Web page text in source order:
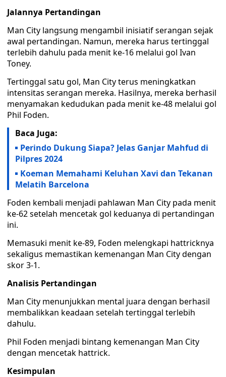
Jalannya Pertandingan
Man City langsung mengambil inisiatif serangan sejak
awal pertandingan. Namun, mereka harus tertinggal
terlebih dahulu pada menit ke-16 melalui gol Ivan
Toney.
Tertinggal satu gol, Man City terus meningkatkan
intensitas serangan mereka. Hasilnya, mereka berhasil
menyamakan kedudukan pada menit ke-48 melalui gol
Phil Foden.
Baca Juga:
Perindo Dukung Siapa? Jelas Ganjar Mahfud di
Pilpres 2024
Koeman Memahami Keluhan Xavi dan Tekanan
Melatih Barcelona
Foden kembali menjadi pahlawan Man City pada menit
ke-62 setelah mencetak gol keduanya di pertandingan
ini.
Memasuki menit ke-89, Foden melengkapi hattricknya
sekaligus memastikan kemenangan Man City dengan
skor 3-1.
Analisis Pertandingan
Man City menunjukkan mental juara dengan berhasil
membalikkan keadaan setelah tertinggal terlebih
dahulu.
Phil Foden menjadi bintang kemenangan Man City
dengan mencetak hattrick.
Kesimpulan